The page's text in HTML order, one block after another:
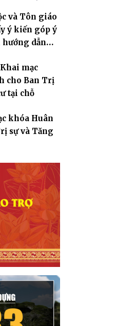
tại chỗ khu vực
Tường.
và Tôn giáo
ý kiến góp ý
dẫn
mạc
cho Ban Trị
tại chỗ
khóa Huân
sự và Tăng